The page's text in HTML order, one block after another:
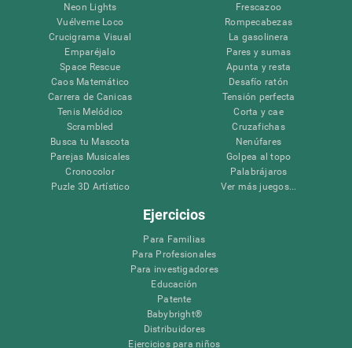
Neon Lights
Vuélveme Loco
Crucigrama Visual
Emparéjalo
Space Rescue
Caos Matemático
Carrera de Canicas
Tenis Melódico
Scrambled
Busca tu Mascota
Parejas Musicales
Cronocolor
Puzle 3D Artístico
Frescazoo
Rompecabezas
La gasolinera
Pares y sumas
Apunta y resta
Desafío ratón
Tensión perfecta
Corta y cae
Cruzafichas
Nenúfares
Golpea al topo
Palabrájaros
Ver más juegos...
Ejercicios
Para Familias
Para Profesionales
Para investigadores
Educación
Patente
Babybright®
Distribuidores
Ejercicios para niños